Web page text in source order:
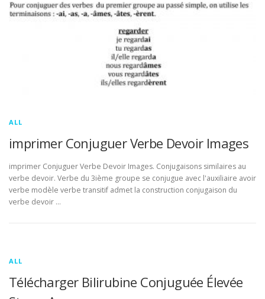
ALL
imprimer Conjuguer Verbe Devoir Images
imprimer Conjuguer Verbe Devoir Images. Conjugaisons similaires au
verbe devoir. Verbe du 3ième groupe se conjugue avec l'auxiliaire avoir
verbe modèle verbe transitif admet la construction conjugaison du
verbe devoir …
ALL
Télécharger Bilirubine Conjuguée Élevée